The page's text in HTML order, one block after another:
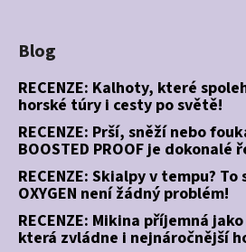
Blog
RECENZE: Kalhoty, které
horské túry i cesty po světě!
RECENZE: Prší, sněží nebo
BOOSTED PROOF je dokonalé
RECENZE: Skialpy v tempu?
OXYGEN není žádný problém!
RECENZE: Mikina příjemná
která zvládne i nejnáročnější